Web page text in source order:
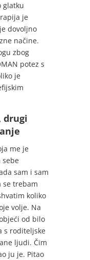
glatku
je
dovoljno
načine.
zbog
potez s
je
drugi
me je
sam i sam
se trebam
koliko
volje. Na
od bilo
s roditeljske
ljudi. Čim
ju je. Pitao